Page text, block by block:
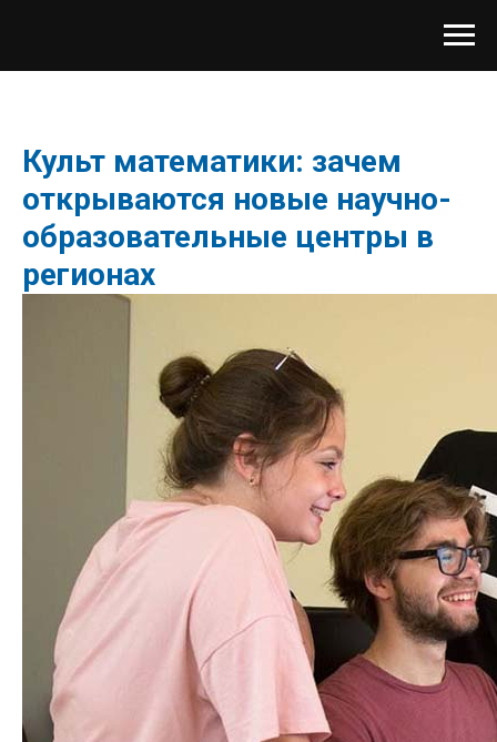
Культ математики: зачем
открываются новые научно-
образовательные центры в
регионах